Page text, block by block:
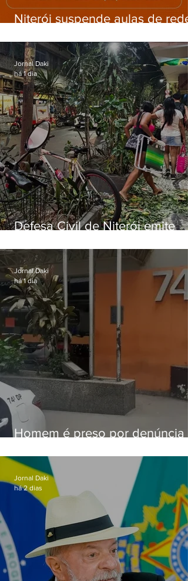
Niterói suspende aulas de rede
ventos fortes nesta sexta (7)
Defesa Civil de Niterói emite
sexta-feira (07)
Jornal Daki
há 1 dia
Homem é preso por denúncia
Alcântara
Jornal Daki
há 1 dia
Jornal Daki
há 2 dias